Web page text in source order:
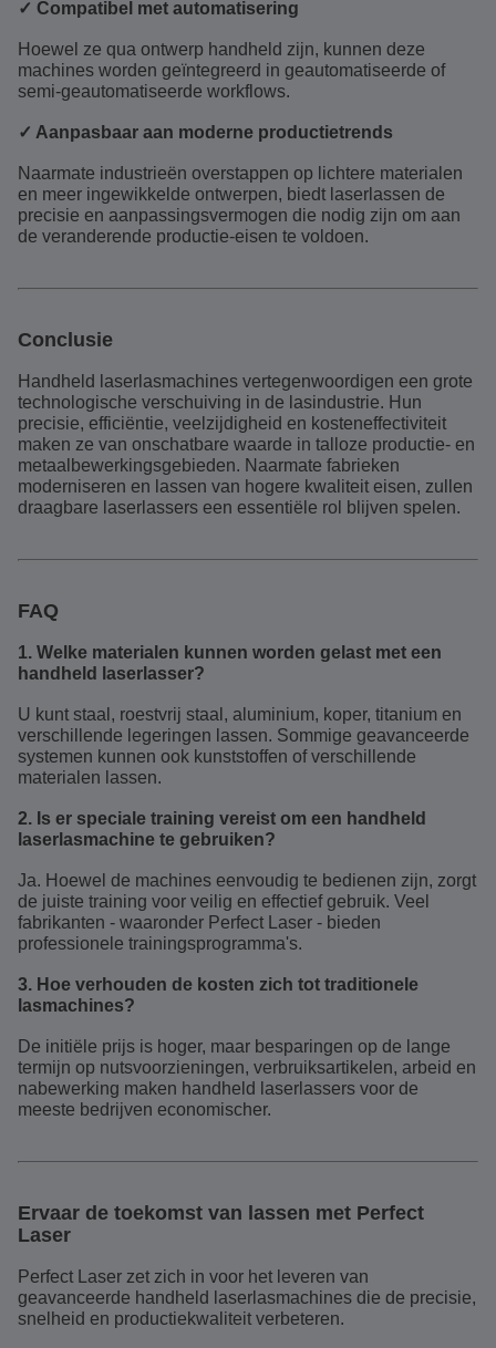
✓ Compatibel met automatisering
Hoewel ze qua ontwerp handheld zijn, kunnen deze
machines worden geïntegreerd in geautomatiseerde of
semi-geautomatiseerde workflows.
✓ Aanpasbaar aan moderne productietrends
Naarmate industrieën overstappen op lichtere materialen
en meer ingewikkelde ontwerpen, biedt laserlassen de
precisie en aanpassingsvermogen die nodig zijn om aan
de veranderende productie-eisen te voldoen.
Conclusie
Handheld laserlasmachines vertegenwoordigen een grote
technologische verschuiving in de lasindustrie. Hun
precisie, efficiëntie, veelzijdigheid en kosteneffectiviteit
maken ze van onschatbare waarde in talloze productie- en
metaalbewerkingsgebieden. Naarmate fabrieken
moderniseren en lassen van hogere kwaliteit eisen, zullen
draagbare laserlassers een essentiële rol blijven spelen.
FAQ
1. Welke materialen kunnen worden gelast met een
handheld laserlasser?
U kunt staal, roestvrij staal, aluminium, koper, titanium en
verschillende legeringen lassen. Sommige geavanceerde
systemen kunnen ook kunststoffen of verschillende
materialen lassen.
2. Is er speciale training vereist om een handheld
laserlasmachine te gebruiken?
Ja. Hoewel de machines eenvoudig te bedienen zijn, zorgt
de juiste training voor veilig en effectief gebruik. Veel
fabrikanten - waaronder Perfect Laser - bieden
professionele trainingsprogramma's.
3. Hoe verhouden de kosten zich tot traditionele
lasmachines?
De initiële prijs is hoger, maar besparingen op de lange
termijn op nutsvoorzieningen, verbruiksartikelen, arbeid en
nabewerking maken handheld laserlassers voor de
meeste bedrijven economischer.
Ervaar de toekomst van lassen met Perfect
Laser
Perfect Laser zet zich in voor het leveren van
geavanceerde handheld laserlasmachines die de precisie,
snelheid en productiekwaliteit verbeteren.